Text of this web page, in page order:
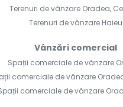
Terenuri de vânzare Oradea,
Terenuri de vânzare Haieu
Vânzări comercial
Spații comerciale de vânzare
comerciale de vânzare
comerciale de vânzare